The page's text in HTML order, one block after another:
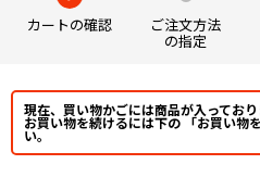
カートの確認 ご注文方法
の指定
現在、買い物かごには商品が入っており
お買い物を続けるには下の 「お買い物
い。